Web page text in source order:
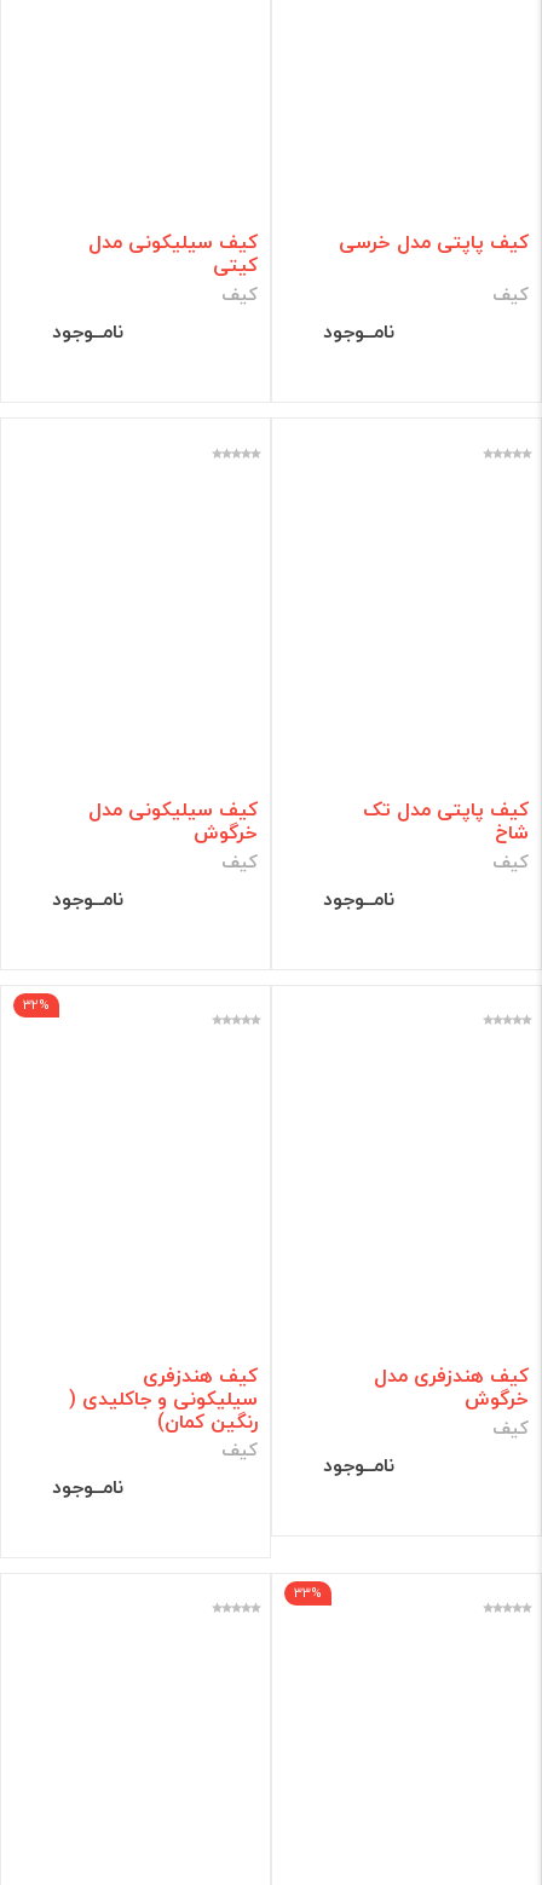
کیف پاپتی مدل خرسی
کیف
نامــوجود
کیف سیلیکونی مدل
کیتی
کیف
نامــوجود
کیف پاپتی مدل تک
شاخ
کیف
نامــوجود
کیف سیلیکونی مدل
خرگوش
کیف
نامــوجود
کیف هندزفری مدل
خرگوش
کیف
نامــوجود
32%
کیف هندزفری
سیلیکونی و جاکلیدی (
رنگین کمان)
کیف
نامــوجود
33%